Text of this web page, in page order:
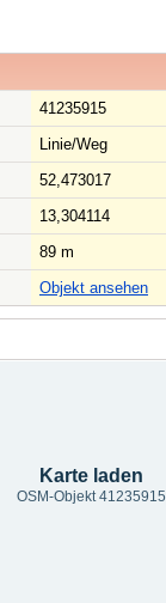
41235915
Linie/Weg
52,473017
13,304114
89 m
Objekt ansehen
Karte laden
OSM-Objekt 41235915